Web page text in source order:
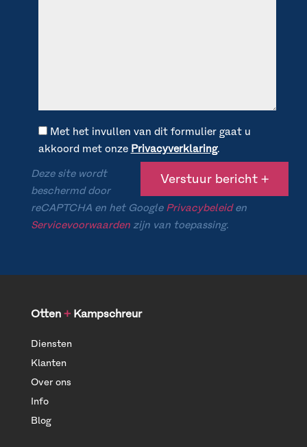
Met het invullen van dit formulier gaat u
akkoord met onze Privacyverklaring.
Deze site wordt
beschermd door
reCAPTCHA en het Google Privacybeleiden
Servicevoorwaardenzijn van toepassing.
Otten +Kampschreur
Diensten
Klanten
Over ons
Info
Blog